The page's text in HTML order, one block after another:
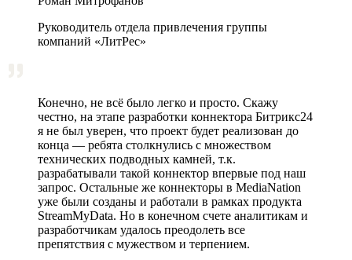
Руководитель отдела привлечения группы
компаний «ЛитРес»
Конечно, не всё было легко и просто. Скажу
честно, на этапе разработки коннектора Битрикс24
я не был уверен, что проект будет реализован до
конца — ребята столкнулись с множеством
технических подводных камней, т.к.
разрабатывали такой коннектор впервые под наш
запрос. Остальные же коннекторы в MediaNation
уже были созданы и работали в рамках продукта
StreamMyData. Но в конечном счете аналитикам и
разработчикам удалось преодолеть все
препятствия с мужеством и терпением.